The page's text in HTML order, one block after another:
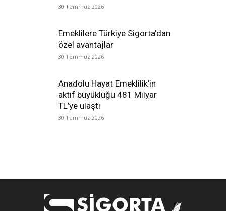
30 Temmuz 2026
Emeklilere Türkiye Sigorta’dan
özel avantajlar
30 Temmuz 2026
Anadolu Hayat Emeklilik’in
aktif büyüklüğü 481 Milyar
TL’ye ulaştı
30 Temmuz 2026